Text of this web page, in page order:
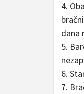
4.
dana
5.
6.
7.